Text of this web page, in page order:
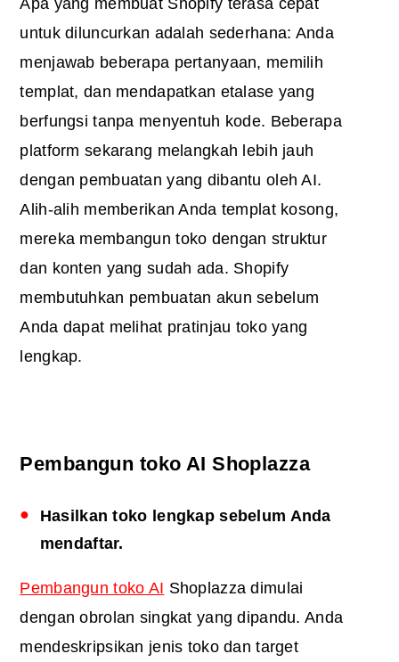
Apa yang membuat Shopify terasa cepat
untuk diluncurkan adalah sederhana: Anda
menjawab beberapa pertanyaan, memilih
templat, dan mendapatkan etalase yang
berfungsi tanpa menyentuh kode. Beberapa
platform sekarang melangkah lebih jauh
dengan pembuatan yang dibantu oleh AI.
Alih-alih memberikan Anda templat kosong,
mereka membangun toko dengan struktur
dan konten yang sudah ada. Shopify
membutuhkan pembuatan akun sebelum
Anda dapat melihat pratinjau toko yang
lengkap.
Pembangun toko AI Shoplazza
Hasilkan toko lengkap sebelum Anda
mendaftar.
Pembangun toko AI Shoplazza dimulai
dengan obrolan singkat yang dipandu. Anda
mendeskripsikan jenis toko dan target